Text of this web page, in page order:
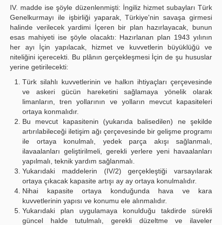
IV. madde ise şöyle düzenlenmişti: İngiliz hizmet subayları Türk
Genelkurmayı ile işbirliği yaparak, Türkiye'nin savaşa girmesi
halinde verilecek yardimi İçeren bir plan hazırlayacak, bunun
esas mahiyeti ise şöyle olacaktı: Hazırlanan plan 1943 yılının
her ayı İçin yapılacak, hizmet ve kuvvetlerin büyüklüğü ve
niteliğini içerecekti. Bu plânın gerçekleşmesi İçin de şu hususlar
yerine getirilecekti:
Türk silahlı kuvvetlerinin ve halkın ihtiyaçları çerçevesinde
ve askeri gücün hareketini sağlamaya yönelik olarak
limanların, tren yollarının ve yolların mevcut kapasiteleri
ortaya konmalıdır.
Bu mevcut kapasitenin (yukarıda balisedilen) ne şekilde
artırılabileceği iletişim ağı çerçevesinde bir gelişme programı
ile ortaya konulmalı, yedek parça akışı sağlanmalı,
ilavaalanları geliştirilmeli, gerekli yerlere yeni havaalanları
yapılmalı, teknik yardım sağlanmalı.
Yukarıdaki maddelerin (IV/2) gerçekleştiği varsayılarak
ortaya çıkacak kapasite artışı ay ay ortaya konulmalıdır.
Nihai kapasite ortaya konduğunda hava ve kara
kuvvetlerinin yapısı ve konumu ele alınmalıdır.
Yukarıdaki plan uygulamaya konulduğu takdirde sürekli
güncel halde tutulmalı, gerekli düzeltme ve ilaveler